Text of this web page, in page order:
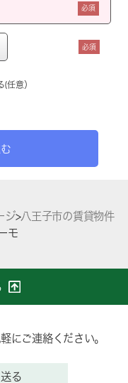
必須
必須
任意）
ジ>八王子市の賃貸物件
モ
にご連絡ください。
る